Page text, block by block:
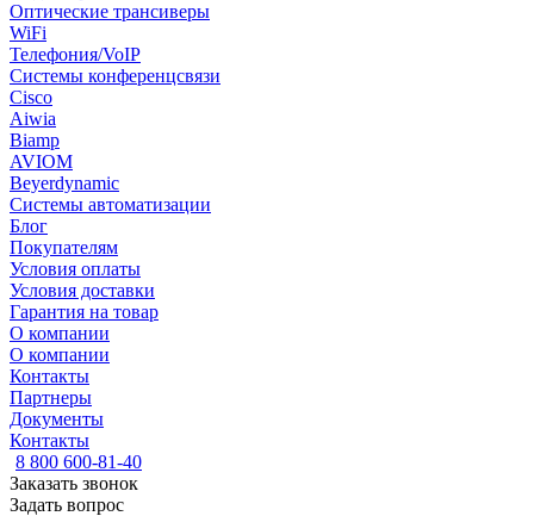
Оптические трансиверы
WiFi
Телефония/VoIP
Системы конференцсвязи
Cisco
Aiwia
Biamp
AVIOM
Beyerdynamic
Системы автоматизации
Блог
Покупателям
Условия оплаты
Условия доставки
Гарантия на товар
О компании
О компании
Контакты
Партнеры
Документы
Контакты
8 800 600-81-40
Заказать звонок
Задать вопрос